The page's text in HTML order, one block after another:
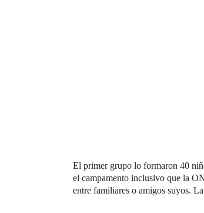
El primer grupo lo formaron 40
el campamento inclusivo que la
entre familiares o amigos suyos.